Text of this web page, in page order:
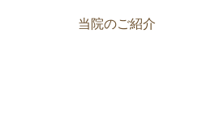
当院のご紹介